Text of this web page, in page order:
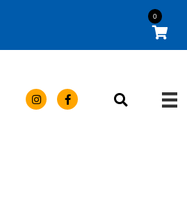
0